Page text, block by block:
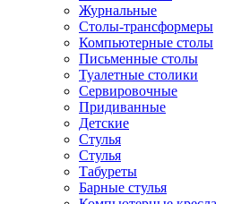
Журнальные
Столы-трансформеры
Компьютерные столы
Письменные столы
Туалетные столики
Сервировочные
Придиванные
Детские
Стулья
Стулья
Табуреты
Барные стулья